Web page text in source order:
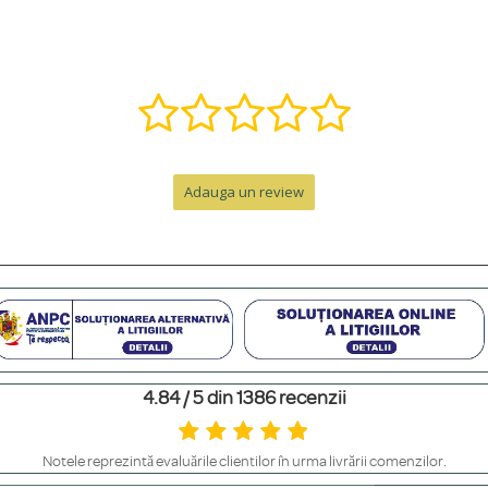
la care se adaugă timpul de livrare.
Pentru un cadou memorabil, poți adăuga o cutie premium cu
să le ferești de contactul direct cu parfumuri sau creme, să le scoți înainte
Adauga un review
4.84 / 5 din 1386 recenzii
Notele reprezintă evaluările clienților în urma livrării comenzilor.